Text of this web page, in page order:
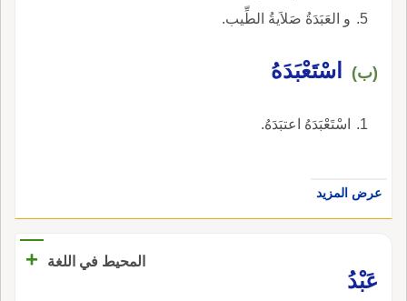
و العَبَدَةُ صَلاَيةُ الطِّيب.
(ب) اسْتَعْبَدَهُ
اسْتَعْبَدَهُ اعتبَدَهُ.
عرض المزيد
المحيط في اللغة
+
عَبْدُ